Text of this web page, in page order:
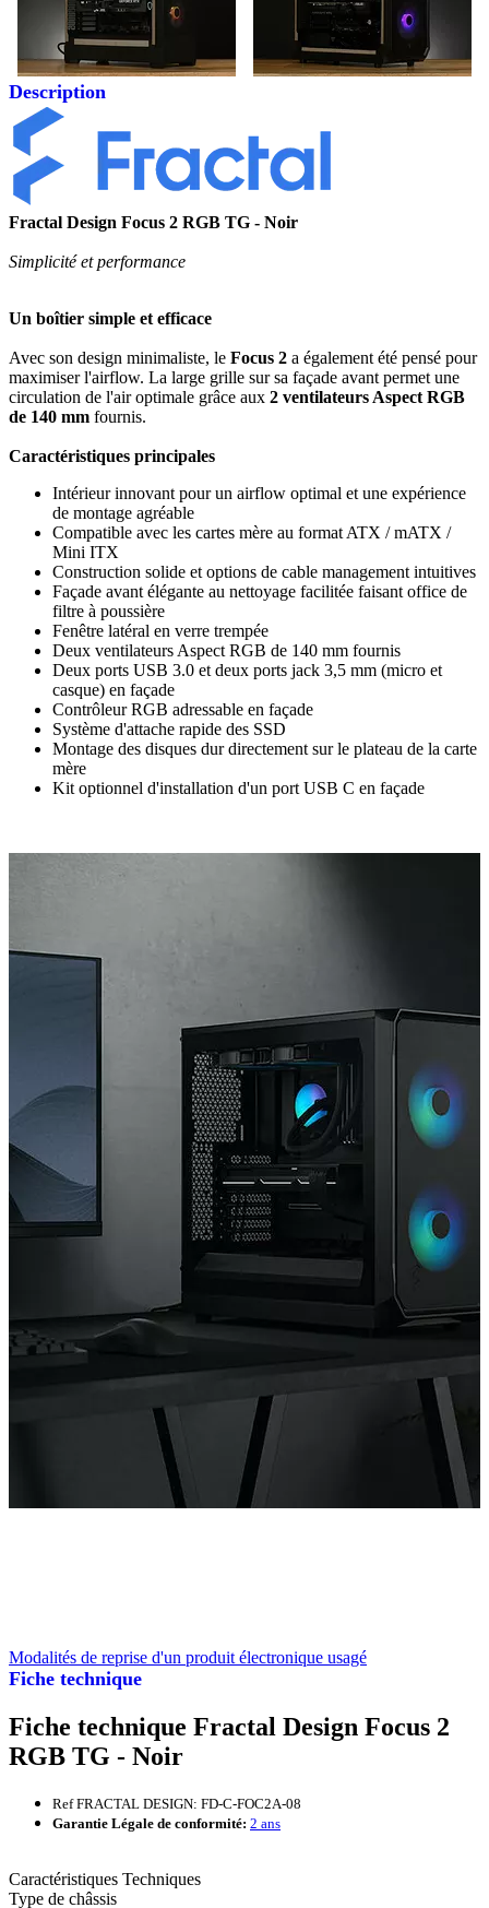
Description
Fiche technique
Fractal Design Focus 2 RGB TG - Noir
Simplicité et performance
Un boîtier simple et efficace
Avec son design minimaliste, le Focus 2 a également été pensé pour
maximiser l'airflow. La large grille sur sa façade avant permet une
circulation de l'air optimale grâce aux 2 ventilateurs Aspect RGB
de 140 mm fournis.
Caractéristiques principales
Intérieur innovant pour un airflow optimal et une expérience
de montage agréable
Compatible avec les cartes mère au format ATX / mATX /
Mini ITX
Construction solide et options de cable management intuitives
Façade avant élégante au nettoyage facilitée faisant office de
filtre à poussière
Fenêtre latéral en verre trempée
Deux ventilateurs Aspect RGB de 140 mm fournis
Deux ports USB 3.0 et deux ports jack 3,5 mm (micro et
casque) en façade
Contrôleur RGB adressable en façade
Système d'attache rapide des SSD
Montage des disques dur directement sur le plateau de la carte
mère
Kit optionnel d'installation d'un port USB C en façade
Modalités de reprise d'un produit électronique usagé
Fiche technique Fractal Design Focus 2
RGB TG - Noir
Ref FRACTAL DESIGN: FD-C-FOC2A-08
Garantie Légale de conformité: 2 ans
Caractéristiques Techniques
Type de châssis